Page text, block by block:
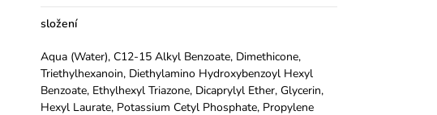
složení
Aqua (Water), C12-15 Alkyl Benzoate, Dimethicone,
Triethylhexanoin, Diethylamino Hydroxybenzoyl Hexyl
Benzoate, Ethylhexyl Triazone, Dicaprylyl Ether, Glycerin,
Hexyl Laurate, Potassium Cetyl Phosphate, Propylene